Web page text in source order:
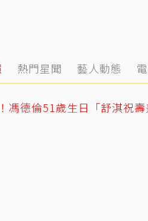
熱門星聞 藝人動態
馮德倫51歲生日「舒淇祝壽